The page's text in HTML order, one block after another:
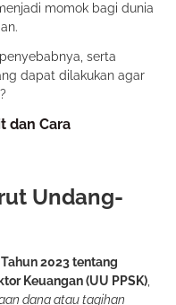
momok bagi dunia
serta
dapat dilakukan agar
dan Cara
Undang-
2023 tentang
Keuangan (UU PPSK)
dana atau tagihan